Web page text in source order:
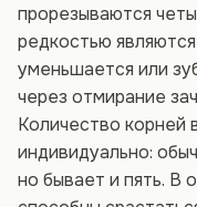
прорезываются
редкостью
уменьшается или
через отмирание
Количество корней
индивидуально:
но бывает и пять. В